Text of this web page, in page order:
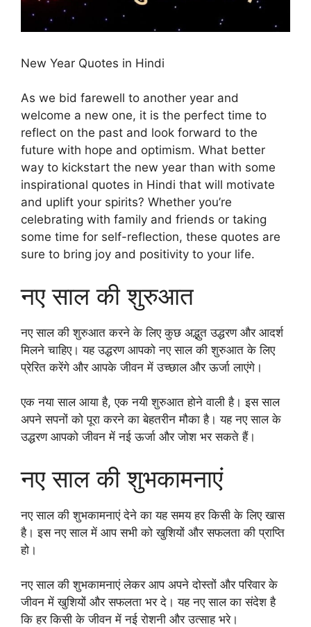
New Year Quotes in Hindi
As we bid farewell to another year and
welcome a new one, it is the perfect time to
reflect on the past and look forward to the
future with hope and optimism. What better
way to kickstart the new year than with some
inspirational quotes in Hindi that will motivate
and uplift your spirits? Whether you’re
celebrating with family and friends or taking
some time for self-reflection, these quotes are
sure to bring joy and positivity to your life.
नए साल की शुरुआत
नए साल की शुरुआत करने के लिए कुछ अद्भुत उद्धरण और आदर्श
मिलने चाहिए। यह उद्धरण आपको नए साल की शुरुआत के लिए
प्रेरित करेंगे और आपके जीवन में उच्छाल और ऊर्जा लाएंगे।
एक नया साल आया है, एक नयी शुरुआत होने वाली है। इस साल
अपने सपनों को पूरा करने का बेहतरीन मौका है। यह नए साल के
उद्धरण आपको जीवन में नई ऊर्जा और जोश भर सकते हैं।
नए साल की शुभकामनाएं
नए साल की शुभकामनाएं देने का यह समय हर किसी के लिए खास
है। इस नए साल में आप सभी को खुशियों और सफलता की प्राप्ति
हो।
नए साल की शुभकामनाएं लेकर आप अपने दोस्तों और परिवार के
जीवन में खुशियों और सफलता भर दे। यह नए साल का संदेश है
कि हर किसी के जीवन में नई रोशनी और उत्साह भरे।